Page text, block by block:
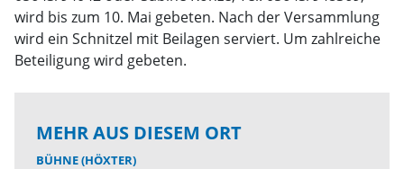
wird bis zum 10. Mai gebeten. Nach der Versammlung
wird ein Schnitzel mit Beilagen serviert. Um zahlreiche
Beteiligung wird gebeten.
MEHR AUS DIESEM ORT
BÜHNE (HÖXTER)